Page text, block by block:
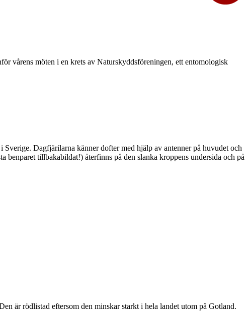
vårens möten i en krets av Naturskyddsföreningen, ett entomologisk
i Sverige. Dagfjärilarna känner dofter med hjälp av antenner på huvudet och
benparet tillbakabildat!) återfinns på den slanka kroppens undersida och på
är rödlistad eftersom den minskar starkt i hela landet utom på Gotland.